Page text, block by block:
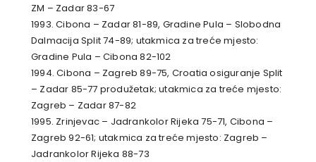
ZM – Zadar 83-67
1993. Cibona – Zadar 81-89, Gradine Pula – Slobodna
Dalmacija Split 74-89; utakmica za treće mjesto:
Gradine Pula – Cibona 82-102
1994. Cibona – Zagreb 89-75, Croatia osiguranje Split
– Zadar 85-77 produžetak; utakmica za treće mjesto:
Zagreb – Zadar 87-82
1995. Zrinjevac – Jadrankolor Rijeka 75-71, Cibona –
Zagreb 92-61; utakmica za treće mjesto: Zagreb –
Jadrankolor Rijeka 88-73